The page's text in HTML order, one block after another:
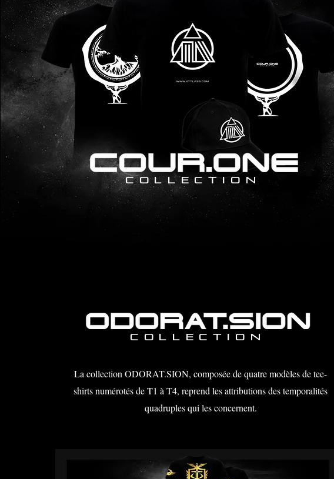
COLLECTION
COLLECTION
La collection ODORAT.SION, composée de quatre modèles de tee-
shirts numérotés de T1 à T4, reprend les attributions des temporalités
quadruples qui les concernent.